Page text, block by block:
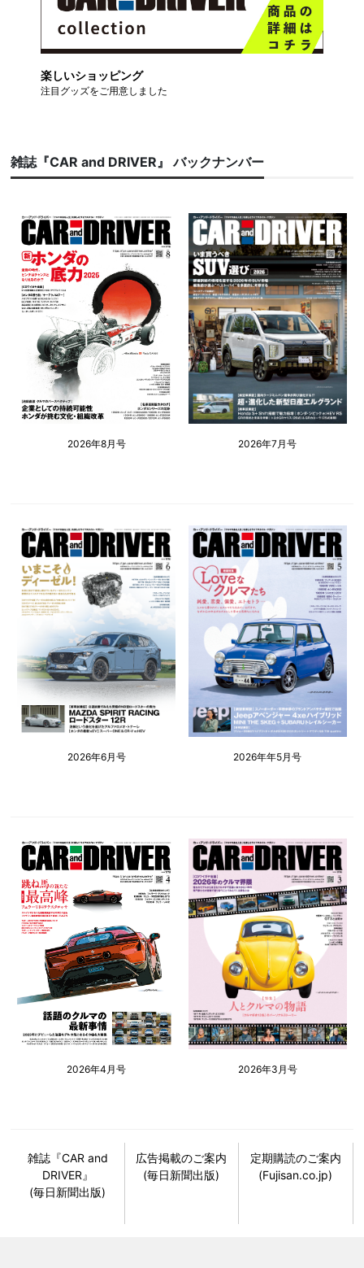
楽しいショッピング
注目グッズをご用意しました
雑誌『CAR and DRIVER』 バックナンバー
2026年8月号 2026年7月号
2026年6月号 2026年年5月号
2026年4月号 2026年3月号
雑誌『CAR and
DRIVER』
(毎日新聞出版)
広告掲載のご案内
(毎日新聞出版)
定期購読のご案内
(Fujisan.co.jp)